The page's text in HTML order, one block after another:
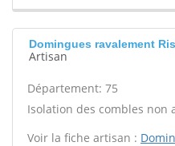
Domingues ravalement Ris
Artisan
Département: 75
Isolation des combles non
Voir la fiche artisan :